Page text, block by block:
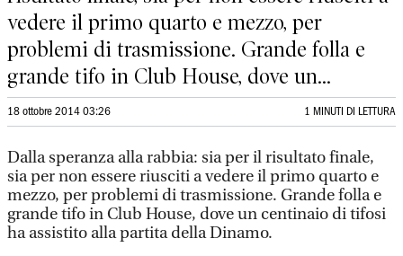
vedere il primo quarto e mezzo, per
problemi di trasmissione. Grande folla e
grande tifo in Club House, dove un...
18 ottobre 2014 03:26 1 MINUTI DI LETTURA
Dalla speranza alla rabbia: sia per il risultato finale,
sia per non essere riusciti a vedere il primo quarto e
mezzo, per problemi di trasmissione. Grande folla e
grande tifo in Club House, dove un centinaio di tifosi
ha assistito alla partita della Dinamo.